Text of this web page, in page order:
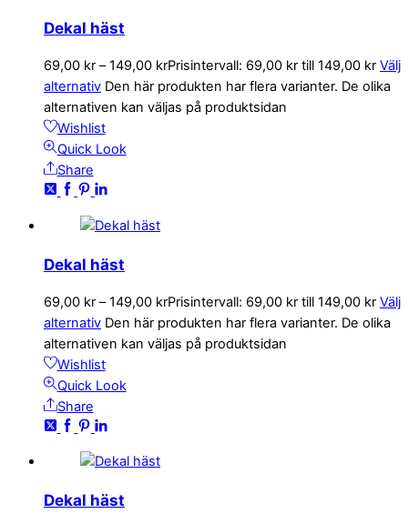
Dekal häst
69,00 kr – 149,00 krPrisintervall: 69,00 kr till 149,00 kr Välj
alternativ Den här produkten har flera varianter. De olika
alternativen kan väljas på produktsidan
Wishlist
Quick Look
Share
Dekal häst
69,00 kr – 149,00 krPrisintervall: 69,00 kr till 149,00 kr Välj
alternativ Den här produkten har flera varianter. De olika
alternativen kan väljas på produktsidan
Wishlist
Quick Look
Share
Dekal häst